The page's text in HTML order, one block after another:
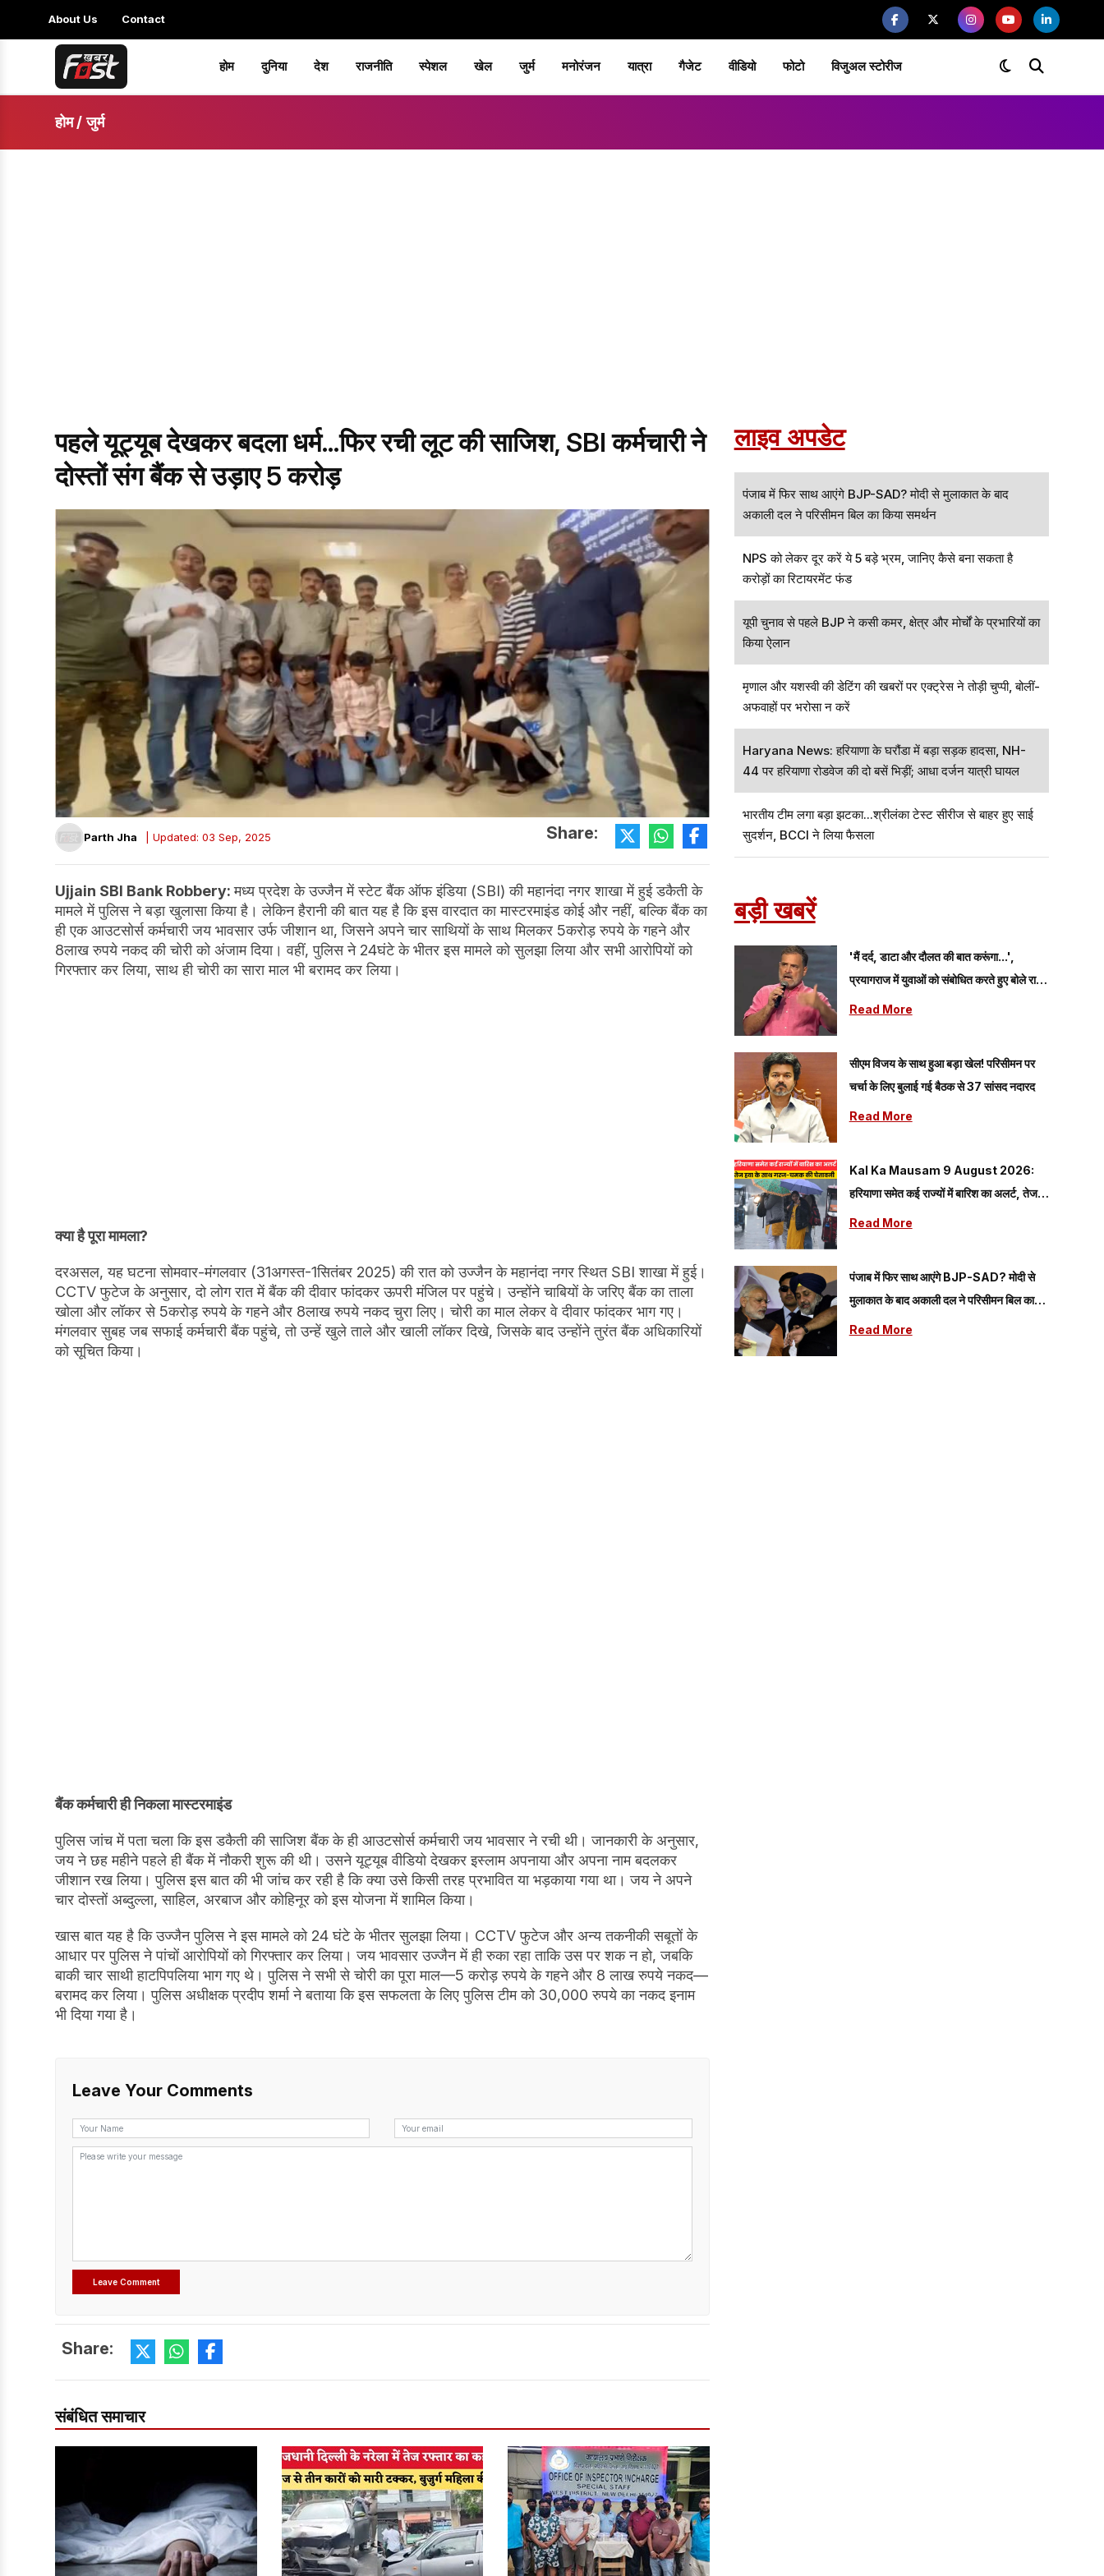
About Us Contact
होम दुनिया देश राजनीति स्पेशल खेल जुर्म मनोरंजन यात्रा गैजेट वीडियो फोटो विजुअल स्टोरीज
होम/ जुर्म
पहले यूट्यूब देखकर बदला धर्म...फिर रची लूट की साजिश, SBI कर्मचारी ने
दोस्तों संग बैंक से उड़ाए 5 करोड़
Parth Jha | Updated: 03 Sep, 2025 Share:
Ujjain SBI Bank Robbery:मध्य प्रदेश के उज्जैन में स्टेट बैंक ऑफ इंडिया (SBI) की महानंदा नगर शाखा में हुई डकैती के
मामले में पुलिस ने बड़ा खुलासा किया है। लेकिन हैरानी की बात यह है कि इस वारदात का मास्टरमाइंड कोई और नहीं, बल्कि बैंक का
ही एक आउटसोर्स कर्मचारी जय भावसार उर्फ जीशान था, जिसने अपने चार साथियों के साथ मिलकर 5करोड़ रुपये के गहने और
8लाख रुपये नकद की चोरी को अंजाम दिया। वहीं, पुलिस ने 24घंटे के भीतर इस मामले को सुलझा लिया और सभी आरोपियों को
गिरफ्तार कर लिया, साथ ही चोरी का सारा माल भी बरामद कर लिया।
क्या है पूरा मामला?
दरअसल, यह घटना सोमवार-मंगलवार (31अगस्त-1सितंबर 2025) की रात को उज्जैन के महानंदा नगर स्थित SBI शाखा में हुई।
CCTV फुटेज के अनुसार, दो लोग रात में बैंक की दीवार फांदकर ऊपरी मंजिल पर पहुंचे। उन्होंने चाबियों के जरिए बैंक का ताला
खोला और लॉकर से 5करोड़ रुपये के गहने और 8लाख रुपये नकद चुरा लिए। चोरी का माल लेकर वे दीवार फांदकर भाग गए।
मंगलवार सुबह जब सफाई कर्मचारी बैंक पहुंचे, तो उन्हें खुले ताले और खाली लॉकर दिखे, जिसके बाद उन्होंने तुरंत बैंक अधिकारियों
को सूचित किया।
बैंक कर्मचारी ही निकला मास्टरमाइंड
पुलिस जांच में पता चला कि इस डकैती की साजिश बैंक के ही आउटसोर्स कर्मचारी जय भावसार ने रची थी। जानकारी के अनुसार,
जय ने छह महीने पहले ही बैंक में नौकरी शुरू की थी। उसने यूट्यूब वीडियो देखकर इस्लाम अपनाया और अपना नाम बदलकर
जीशान रख लिया। पुलिस इस बात की भी जांच कर रही है कि क्या उसे किसी तरह प्रभावित या भड़काया गया था। जय ने अपने
चार दोस्तों अब्दुल्ला, साहिल, अरबाज और कोहिनूर को इस योजना में शामिल किया।
खास बात यह है कि उज्जैन पुलिस ने इस मामले को 24 घंटे के भीतर सुलझा लिया। CCTV फुटेज और अन्य तकनीकी सबूतों के
आधार पर पुलिस ने पांचों आरोपियों को गिरफ्तार कर लिया। जय भावसार उज्जैन में ही रुका रहा ताकि उस पर शक न हो, जबकि
बाकी चार साथी हाटपिपलिया भाग गए थे। पुलिस ने सभी से चोरी का पूरा माल—5 करोड़ रुपये के गहने और 8 लाख रुपये नकद—
बरामद कर लिया। पुलिस अधीक्षक प्रदीप शर्मा ने बताया कि इस सफलता के लिए पुलिस टीम को 30,000 रुपये का नकद इनाम
भी दिया गया है।
Leave Your Comments
Share:
संबंधित समाचार
लाइव अपडेट
पंजाब में फिर साथ आएंगे BJP-SAD? मोदी से मुलाकात के बाद
अकाली दल ने परिसीमन बिल का किया समर्थन
NPS को लेकर दूर करें ये 5 बड़े भ्रम, जानिए कैसे बना सकता है
करोड़ों का रिटायरमेंट फंड
यूपी चुनाव से पहले BJP ने कसी कमर, क्षेत्र और मोर्चों के प्रभारियों का
किया ऐलान
मृणाल और यशस्वी की डेटिंग की खबरों पर एक्ट्रेस ने तोड़ी चुप्पी, बोलीं-
अफवाहों पर भरोसा न करें
Haryana News: हरियाणा के घरौंडा में बड़ा सड़क हादसा, NH-
44 पर हरियाणा रोडवेज की दो बसें भिड़ीं; आधा दर्जन यात्री घायल
भारतीय टीम लगा बड़ा झटका...श्रीलंका टेस्ट सीरीज से बाहर हुए साई
सुदर्शन, BCCI ने लिया फैसला
बड़ी खबरें
'मैं दर्द, डाटा और दौलत की बात करूंगा...',
प्रयागराज में युवाओं को संबोधित करते हुए बोले राहुल
गांधी
Read More
सीएम विजय के साथ हुआ बड़ा खेल! परिसीमन पर
चर्चा के लिए बुलाई गई बैठक से 37 सांसद नदारद
Read More
Kal Ka Mausam 9 August 2026:
हरियाणा समेत कई राज्यों में बारिश का अलर्ट, तेज
हवा के साथ गरज-चमक की चेतावनी
Read More
पंजाब में फिर साथ आएंगे BJP-SAD? मोदी से
मुलाकात के बाद अकाली दल ने परिसीमन बिल का
किया समर्थन
Read More